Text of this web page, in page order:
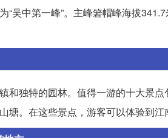
吴中第一峰”。主峰箬帽峰海拔
和独特的园林。值得一游的十大景
塘。在这些景点，游客可以体验到江